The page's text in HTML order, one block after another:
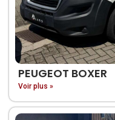
PEUGEOT BOXER
Voir plus »